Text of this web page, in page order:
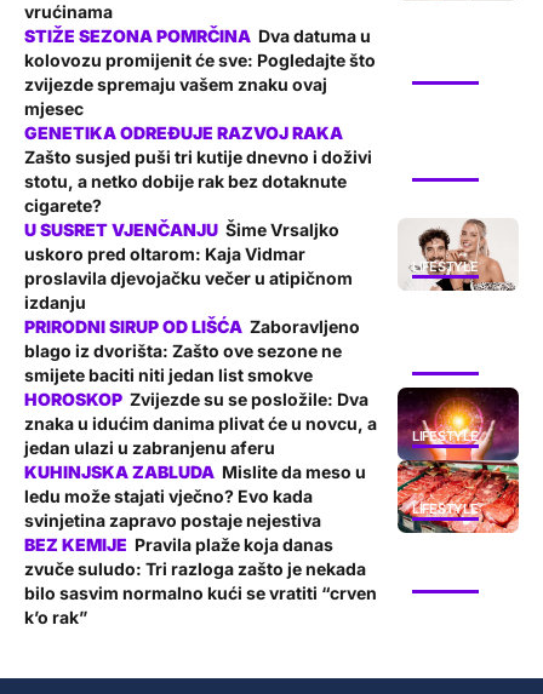
vrućinama
Dva datuma u
kolovozu promijenit će sve: Pogledajte što
zvijezde spremaju vašem znaku ovaj
mjesec
Zašto susjed puši tri kutije dnevno i doživi
stotu, a netko dobije rak bez dotaknute
cigarete?
LIFESTYLE
Šime Vrsaljko
uskoro pred oltarom: Kaja Vidmar
proslavila djevojačku večer u atipičnom
izdanju
Zaboravljeno
blago iz dvorišta: Zašto ove sezone ne
smijete baciti niti jedan list smokve
LIFESTYLE
Zvijezde su se posložile: Dva
znaka u idućim danima plivat će u novcu, a
jedan ulazi u zabranjenu aferu
LIFESTYLE
Mislite da meso u
ledu može stajati vječno? Evo kada
svinjetina zapravo postaje nejestiva
Pravila plaže koja danas
zvuče suludo: Tri razloga zašto je nekada
bilo sasvim normalno kući se vratiti “crven
k’o rak”